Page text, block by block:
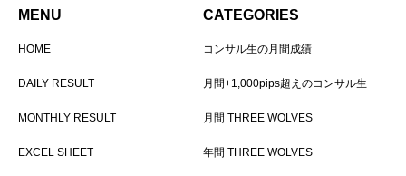
MENU
HOME
DAILY RESULT
MONTHLY RESULT
EXCEL SHEET
CATEGORIES
コンサル生の月間成績
月間+1,000pips超えのコンサル生
月間 THREE WOLVES
年間 THREE WOLVES